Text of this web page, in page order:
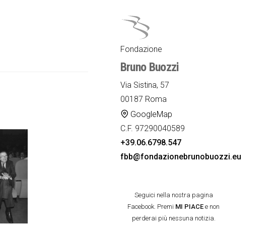
Fondazione
Bruno Buozzi
Via Sistina, 57
00187 Roma
GoogleMap
C.F. 97290040589
+39.06.6798.547
fbb@fondazionebrunobuozzi.eu
Seguici nella nostra pagina
Facebook. Premi MI PIACE e non
perderai più nessuna notizia.